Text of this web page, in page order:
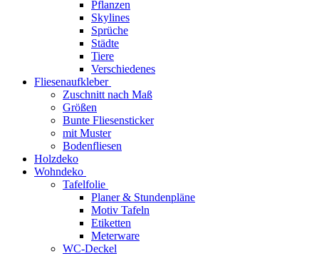
Pflanzen
Skylines
Sprüche
Städte
Tiere
Verschiedenes
Fliesenaufkleber
Zuschnitt nach Maß
Größen
Bunte Fliesensticker
mit Muster
Bodenfliesen
Holzdeko
Wohndeko
Tafelfolie
Planer & Stundenpläne
Motiv Tafeln
Etiketten
Meterware
WC-Deckel